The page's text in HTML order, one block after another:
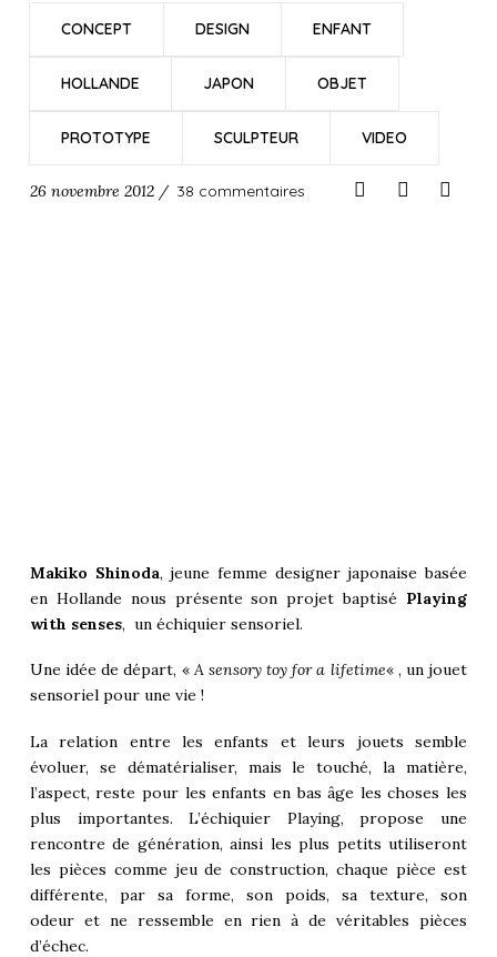
CONCEPT DESIGN ENFANT
HOLLANDE JAPON OBJET
PROTOTYPE SCULPTEUR VIDEO
26 novembre 2012 / 38 commentaires
Makiko Shinoda, jeune femme designer japonaise basée
en Hollande nous présente son projet baptisé Playing
with senses, un échiquier sensoriel.
Une idée de départ, «A sensory toy for a lifetime« , un jouet
sensoriel pour une vie !
La relation entre les enfants et leurs jouets semble
évoluer, se dématérialiser, mais le touché, la matière,
l’aspect, reste pour les enfants en bas âge les choses les
plus importantes. L’échiquier Playing, propose une
rencontre de génération, ainsi les plus petits utiliseront
les pièces comme jeu de construction, chaque pièce est
différente, par sa forme, son poids, sa texture, son
odeur et ne ressemble en rien à de véritables pièces
d’échec.